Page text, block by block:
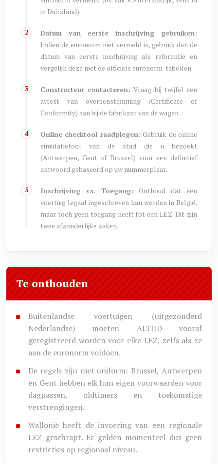
in Duitsland).
Datum van eerste inschrijving gebruiken:
Indien de euronorm niet vermeld is, gebruik dan de
datum van eerste inschrijving als referentie en
vergelijk deze met de officiële euronorm-tabellen.
Constructeur contacteren: Vraag bij twijfel een
attest van overeenstemming (Certificate of
Conformity) aan bij de fabrikant van de wagen.
Online checktool raadplegen: Gebruik de online
simulatietool van de stad die u bezoekt
(Antwerpen, Gent of Brussel) voor een definitief
antwoord gebaseerd op uw nummerplaat.
Inschrijving vs. Toegang: Onthoud dat een
voertuig legaal ingeschreven kan worden in België,
maar toch geen toegang heeft tot een LEZ. Dit zijn
twee afzonderlijke zaken.
Te onthouden
Buitenlandse voertuigen (uitgezonderd
Nederlandse) moeten ALTIJD vooraf
geregistreerd worden voor elke LEZ, zelfs als ze
aan de euronorm voldoen.
De regels zijn niet uniform: Brussel, Antwerpen
en Gent hebben elk hun eigen voorwaarden voor
dagpassen, oldtimers en toekomstige
verstrengingen.
Wallonië heeft de invoering van een regionale
LEZ geschrapt. Er gelden momenteel dus geen
restricties op regionaal niveau.